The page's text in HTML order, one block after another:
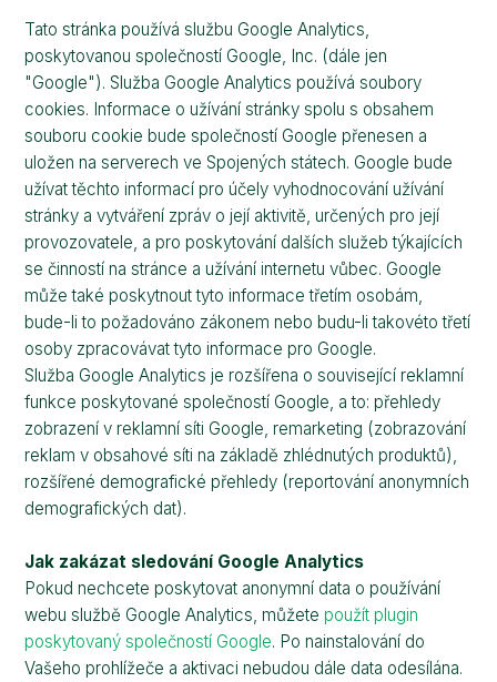
Tato stránka používá službu Google Analytics,
poskytovanou společností Google, Inc. (dále jen
"Google"). Služba Google Analytics používá soubory
cookies. Informace o užívání stránky spolu s obsahem
souboru cookie bude společností Google přenesen a
uložen na serverech ve Spojených státech. Google bude
užívat těchto informací pro účely vyhodnocování užívání
stránky a vytváření zpráv o její aktivitě, určených pro její
provozovatele, a pro poskytování dalších služeb týkajících
se činností na stránce a užívání internetu vůbec. Google
může také poskytnout tyto informace třetím osobám,
bude-li to požadováno zákonem nebo budu-li takovéto třetí
osoby zpracovávat tyto informace pro Google.
Služba Google Analytics je rozšířena o související reklamní
funkce poskytované společností Google, a to: přehledy
zobrazení v reklamní síti Google, remarketing (zobrazování
reklam v obsahové síti na základě zhlédnutých produktů),
rozšířené demografické přehledy (reportování anonymních
demografických dat).
Jak zakázat sledování Google Analytics
Pokud nechcete poskytovat anonymní data o používání
webu službě Google Analytics, můžetepoužít plugin
poskytovaný společností Google. Po nainstalování do
Vašeho prohlížeče a aktivaci nebudou dále data odesílána.